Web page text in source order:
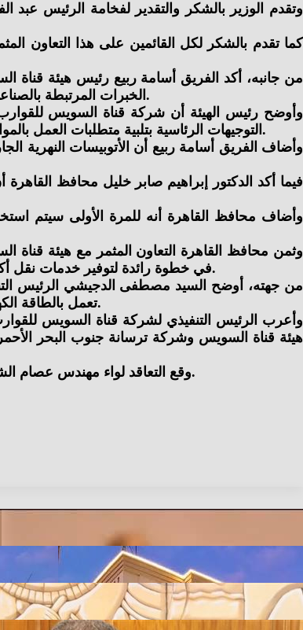
وتقدم الوزير بالشكر والتقدير لفخامة الرئيس
كما تقدم بالشكر لكل القائمين على هذا التعاون
من جانبه، أكد الفريق أسامة ربيع رئيس هيئة قناة
الخبرات المرتبطة بالصناعات البحرية وتأهيل كوادر بشرية للعمل في المجالات الفنية المُختلفة ضمن استراتيجية الهيئة لتنويع مصادر الدخل وتعزيز دورها التنموي.
وأوضح رئيس الهيئة أن شركة قناة السويس للقوارب
التوجيهات الرئاسية بتلبية متطلبات العمل بالموانئ وخدمة مشروعات النقل والسياحة البحرية والنهرية، علاوة على تطلعها لفتح آفاق جديدة للتصدير للخارج تحت شعار صنع في مصر.
وأضاف الفريق أسامة ربيع أن الأتوبيسات النهرية
فيما أكد الدكتور إبراهيم صابر خليل محافظ
وأضاف محافظ القاهرة أنه للمرة الأولى سيتم
وثمن محافظ القاهرة التعاون المثمر مع هيئة قناة
في خطوة رائدة لتوفير خدمات نقل أكثر كفاءة واستدامة، فى إطار خطط محافظة القاهرة الطموحة لتعزيز استخدام الطاقة النظيفة والصديقة للبيئة فى وسائل النقل العام.
تعمل بالطاقة الكهربائية، لافتا في هذا الصدد إلى بدء تقطيع ألواح الحديد الخاصة بالوحدة الأولى على أن يتبعها العمل تباعاً في الأتوبيسات النهرية الأخرى.
وأعرب الرئيس التنفيذي لشركة قناة السويس
هيئة قناة السويس وشركة ترسانة جنوب البحر
وقع التعاقد لواء مهندس عصام الشيخ رئيس هيئة النقل العام في محافظة القاهرة، وممثلاً عن هيئة قناة السويس محمود عبده مصطفى حسن مدير إدارة التموين بالهيئة.